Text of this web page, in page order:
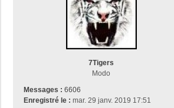
7Tigers
Modo
Messages : 6606
Enregistré le : mar. 29 janv. 2019 17:51